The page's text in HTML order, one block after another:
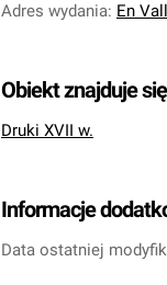
Adres wydania: En
Obiekt znajduje
Druki XVII w.
Informacje
Data ostatniej